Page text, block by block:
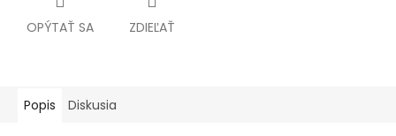
OPÝTAŤ SA ZDIEĽAŤ
Popis Diskusia